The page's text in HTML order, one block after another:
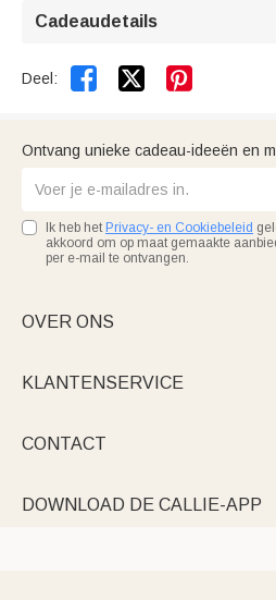
Cadeaudetails
Deel:  
Ontvang unieke cadeau-ideeën en
Ik heb het Privacy- en Cookiebeleid
akkoord om op maat gemaakte
per e-mail te ontvangen.
OVER ONS
KLANTENSERVICE
CONTACT
DOWNLOAD DE CALLIE-APP